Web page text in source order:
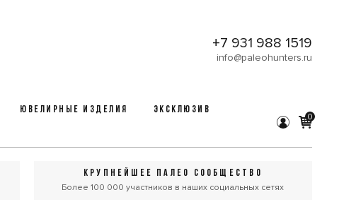
+7 931 988 1519
info@paleohunters.ru
ЮВЕЛИРНЫЕ ИЗДЕЛИЯ ЭКСКЛЮЗИВ
0
КРУПНЕЙШЕЕ ПАЛЕО СООБЩЕСТВО
Более 100 000 участников в наших социальных сетях